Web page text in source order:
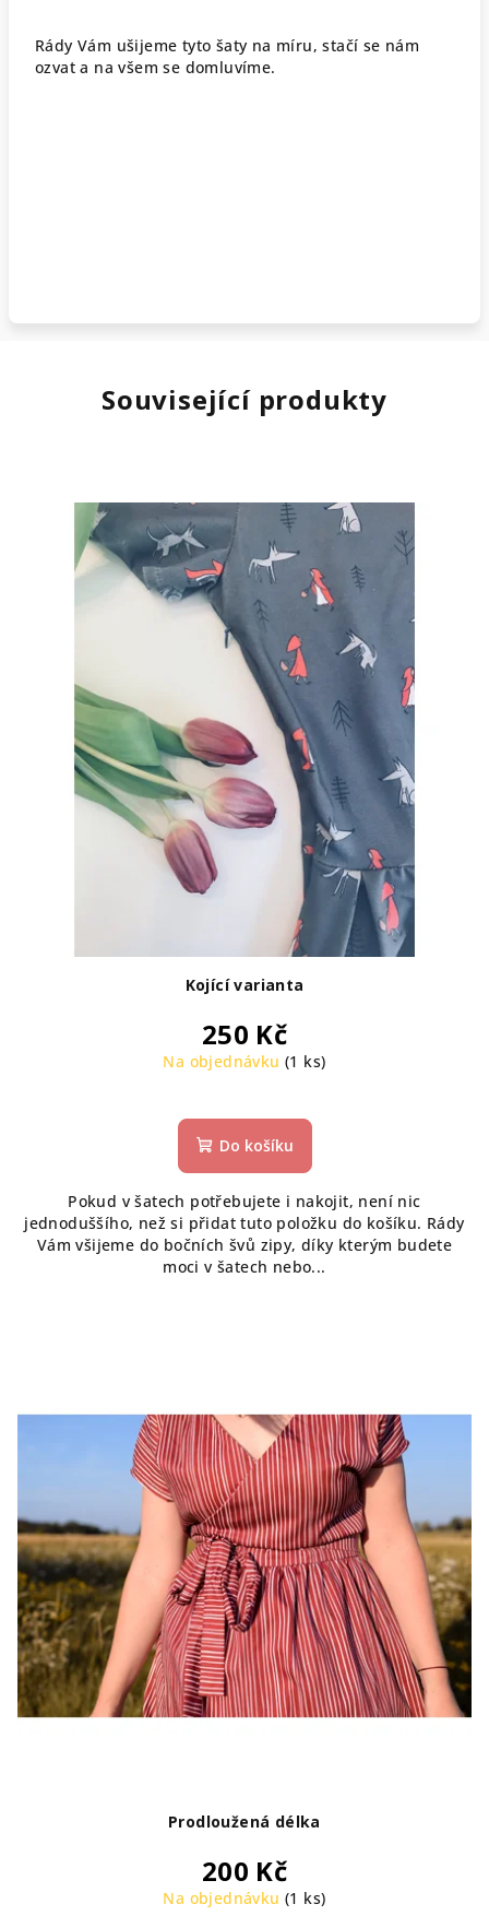
Rády Vám ušijeme tyto šaty na míru, stačí se nám
ozvat a na všem se domluvíme.
Související produkty
Kojící varianta
250 Kč
Na objednávku(1 ks)
Do košíku
Pokud v šatech potřebujete i nakojit, není nic
jednoduššího, než si přidat tuto položku do košíku. Rády
Vám všijeme do bočních švů zipy, díky kterým budete
moci v šatech nebo...
Prodloužená délka
200 Kč
Na objednávku(1 ks)